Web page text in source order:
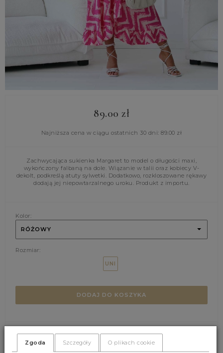
89.00 zł
Najniższa cena w ciągu ostatnich 30 dni:89.00 zł
Zachwycająca sukienka Margaret to model o długości maxi,
wykończony falbaną na dole. Wiązanie w talii oraz kobiecy V-
dekolt, podkreślą atuty sylwetki. Dodatkowo, rozkloszowane rękawy
dodają jej niepowtarzalnego uroku. Produkt z importu.
Kolor:
RÓŻOWY
Rozmiar:
UNI
DODAJ DO KOSZYKA
Zgoda Szczegóły O plikach cookie